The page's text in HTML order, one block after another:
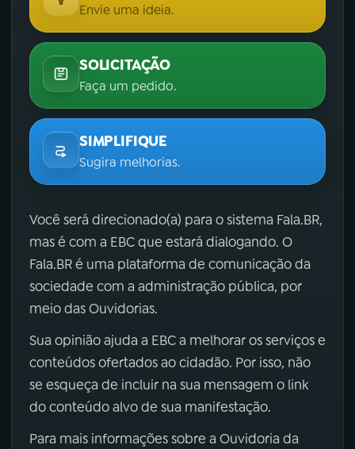
Envie uma ideia.
SOLICITAÇÃO
Faça um pedido.
SIMPLIFIQUE
Sugira melhorias.
Você será direcionado(a) para o sistema Fala.BR,
mas é com a EBC que estará dialogando. O
Fala.BR é uma plataforma de comunicação da
sociedade com a administração pública, por
meio das Ouvidorias.
Sua opinião ajuda a EBC a melhorar os serviços e
conteúdos ofertados ao cidadão. Por isso, não
se esqueça de incluir na sua mensagem o link
do conteúdo alvo de sua manifestação.
Para mais informações sobre a Ouvidoria da